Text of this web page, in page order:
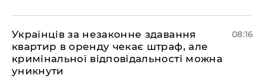
Українців за незаконне здавання
квартир в оренду чекає штраф, але
кримінальної відповідальності можна
уникнути
08:16